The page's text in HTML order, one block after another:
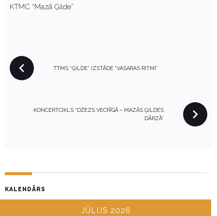
KTMC “Mazā Ģilde”.
P
O
A
T
I
TTMS “ĢILDE” IZSTĀDE “VASARAS RITMI”
KONCERTCIKLS “DŽEZS VECRĪGĀ – MAZĀS ĢILDES
DĀRZĀ”
KALENDĀRS
JŪLIJS 2026